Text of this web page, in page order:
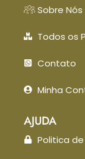
Sobre Nós
Todos os
Contato
Minha
AJUDA
Politica